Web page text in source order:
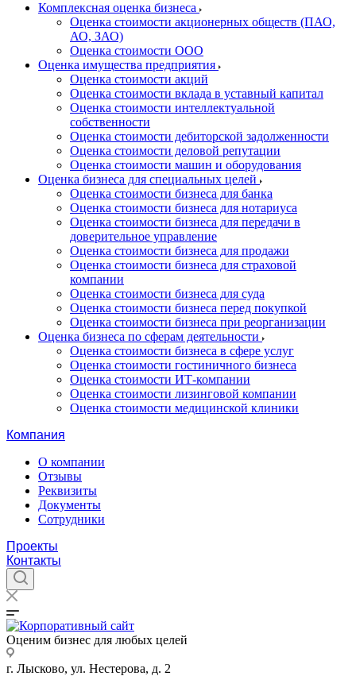
Комплексная оценка бизнеса
Оценка стоимости акционерных обществ (ПАО,
АО, ЗАО)
Оценка стоимости ООО
Оценка имущества предприятия
Оценка стоимости акций
Оценка стоимости вклада в уставный капитал
Оценка стоимости интеллектуальной
собственности
Оценка стоимости дебиторской задолженности
Оценка стоимости деловой репутации
Оценка стоимости машин и оборудования
Оценка бизнеса для специальных целей
Оценка стоимости бизнеса для банка
Оценка стоимости бизнеса для нотариуса
Оценка стоимости бизнеса для передачи в
доверительное управление
Оценка стоимости бизнеса для продажи
Оценка стоимости бизнеса для страховой
компании
Оценка стоимости бизнеса для суда
Оценка стоимости бизнеса перед покупкой
Оценка стоимости бизнеса при реорганизации
Оценка бизнеса по сферам деятельности
Оценка стоимости бизнеса в сфере услуг
Оценка стоимости гостиничного бизнеса
Оценка стоимости ИТ-компании
Оценка стоимости лизинговой компании
Оценка стоимости медицинской клиники
Компания
О компании
Отзывы
Реквизиты
Документы
Сотрудники
Проекты
Контакты
Оценим бизнес для любых целей
г. Лысково, ул. Нестерова, д. 2